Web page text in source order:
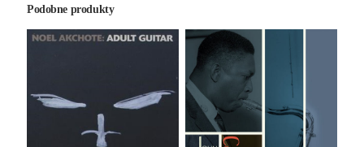
Podobne produkty